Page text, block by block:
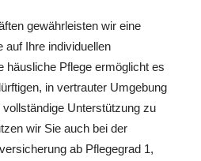
gewährleisten wir eine
auf Ihre individuellen
häusliche Pflege ermöglicht es
in vertrauter Umgebung
Unterstützung zu
wir Sie auch bei der
ab Pflegegrad 1,